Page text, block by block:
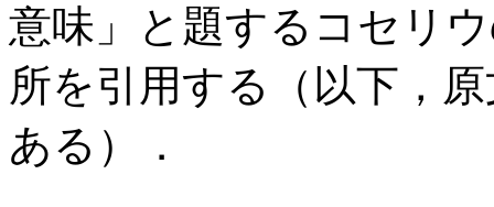
意味」と題するコセリ
所を引用する（以下，
ある）．